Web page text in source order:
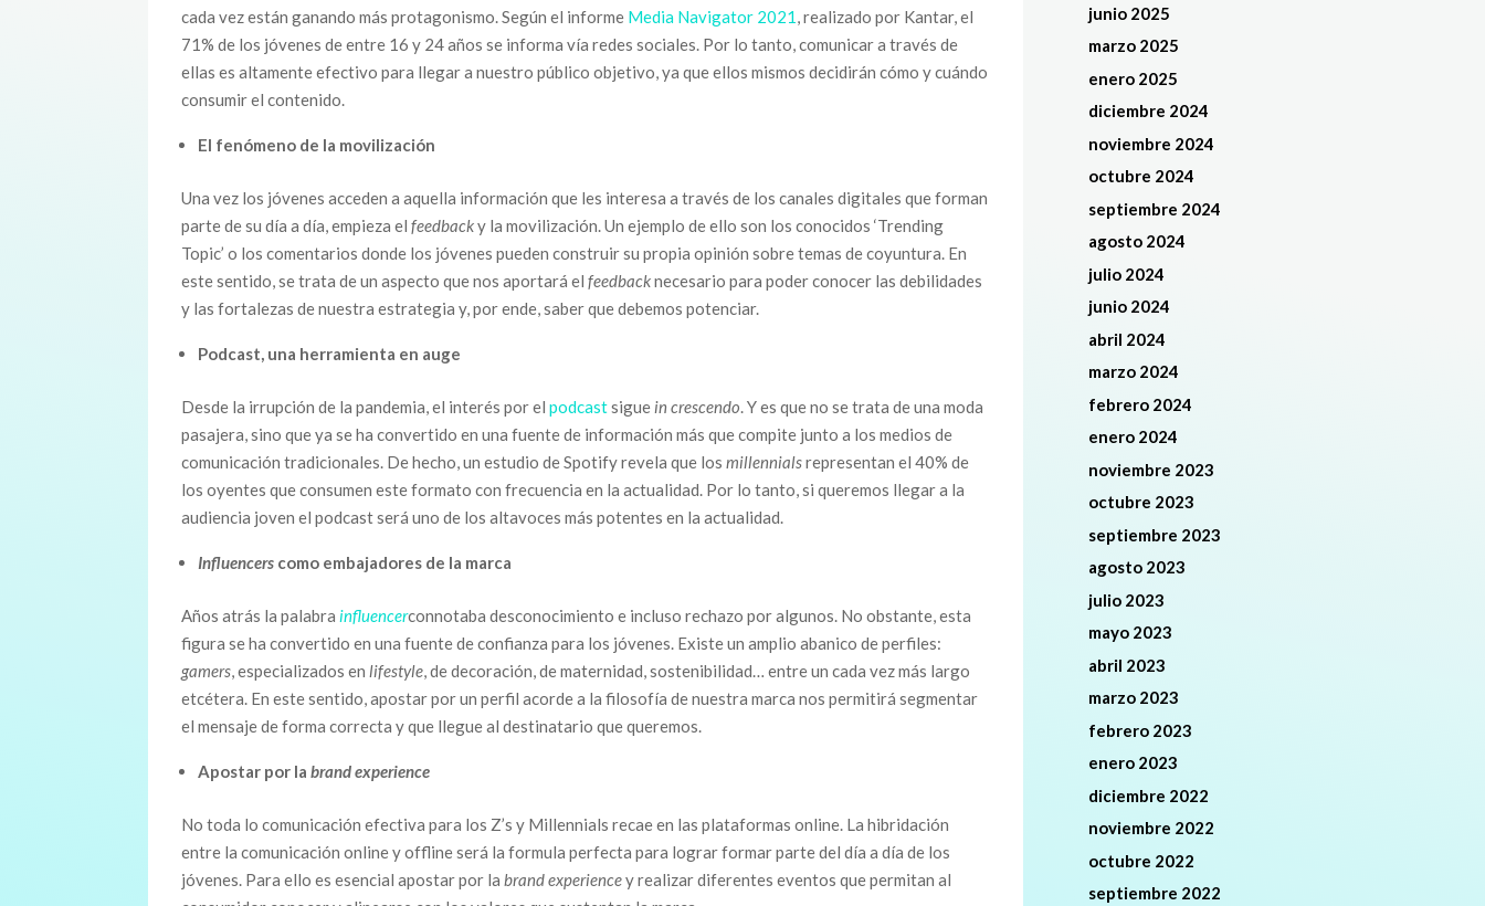
cada vez están ganando más protagonismo. Según el informe Media Navigator 2021 , realizado por Kantar, el
71% de los jóvenes de entre 16 y 24 años se informa vía redes sociales. Por lo tanto, comunicar a través de
ellas es altamente efectivo para llegar a nuestro público objetivo, ya que ellos mismos decidirán cómo y cuándo
consumir el contenido.
El fenómeno de la movilización
Una vez los jóvenes acceden a aquella información que les interesa a través de los canales digitales que forman
parte de su día a día, empieza elfeedbacky la movilización. Un ejemplo de ello son los conocidos ‘Trending
Topic’ o los comentarios donde los jóvenes pueden construir su propia opinión sobre temas de coyuntura. En
este sentido, se trata de un aspecto que nos aportará elfeedbacknecesario para poder conocer las debilidades
y las fortalezas de nuestra estrategia y, por ende, saber que debemos potenciar.
Podcast, una herramienta en auge
Desde la irrupción de la pandemia, el interés por elpodcastsigue in crescendo . Y es que no se trata de una moda
pasajera, sino que ya se ha convertido en una fuente de información más que compite junto a los medios de
comunicación tradicionales. De hecho, un estudio de Spotify revela que losmillennialsrepresentan el 40% de
los oyentes que consumen este formato con frecuencia en la actualidad. Por lo tanto, si queremos llegar a la
audiencia joven el podcast será uno de los altavoces más potentes en la actualidad.
Influencers como embajadores de la marca
Años atrás la palabra influencerconnotaba desconocimiento e incluso rechazo por algunos. No obstante, esta
figura se ha convertido en una fuente de confianza para los jóvenes. Existe un amplio abanico de perfiles:
gamers , especializados en lifestyle , de decoración, de maternidad, sostenibilidad… entre un cada vez más largo
etcétera. En este sentido, apostar por un perfil acorde a la filosofía de nuestra marca nos permitirá segmentar
el mensaje de forma correcta y que llegue al destinatario que queremos.
Apostar por labrand experience
No toda lo comunicación efectiva para los Z’s y Millennials recae en las plataformas online. La hibridación
entre la comunicación online y offline será la formula perfecta para lograr formar parte del día a día de los
jóvenes. Para ello es esencial apostar por la brand experiencey realizar diferentes eventos que permitan al
junio 2025
marzo 2025
enero 2025
diciembre 2024
noviembre 2024
octubre 2024
septiembre 2024
agosto 2024
julio 2024
junio 2024
abril 2024
marzo 2024
febrero 2024
enero 2024
noviembre 2023
octubre 2023
septiembre 2023
agosto 2023
julio 2023
mayo 2023
abril 2023
marzo 2023
febrero 2023
enero 2023
diciembre 2022
noviembre 2022
octubre 2022
septiembre 2022